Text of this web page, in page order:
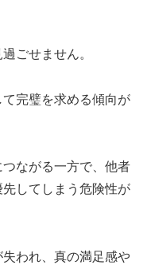
ごせません。
完璧を求める傾向が
ながる一方で、他者
してしまう危険性が
われ、真の満足感や